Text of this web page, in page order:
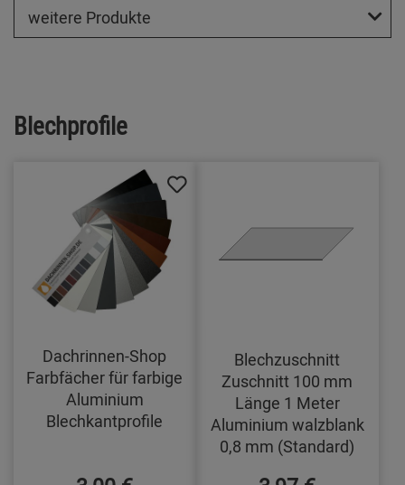
weitere Produkte
Blechprofile
Dachrinnen-Shop
Farbfächer für farbige
Aluminium
Blechkantprofile
Blechzuschnitt
Zuschnitt 100 mm
Länge 1 Meter
Aluminium walzblank
0,8 mm (Standard)